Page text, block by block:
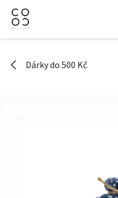
Přejít na obsah
Dárky do 500 Kč